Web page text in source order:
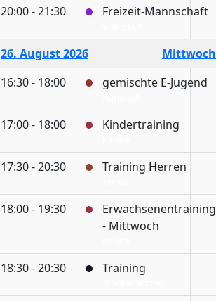
20:00 - 21:30 Freizeit-Mannschaft
26. August 2026
Mittwoch
16:30 - 18:00
gemischte E-Jugend
17:00 - 18:00 Kindertraining
17:30 - 20:30 Training Herren
18:00 - 19:30
Erwachsenentraining
- Mittwoch
18:30 - 20:30 Training